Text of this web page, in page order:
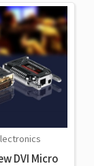
DVI Micro